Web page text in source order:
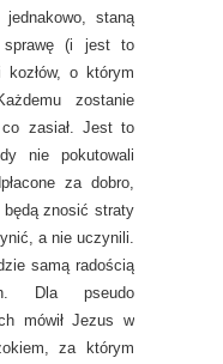
staną
sprawę (i jest to
o którym
zostanie
zasiał. Jest to
nie pokutowali
za dobro,
znosić straty
a nie uczynili.
samą radością
Dla pseudo
mówił Jezus w
za którym